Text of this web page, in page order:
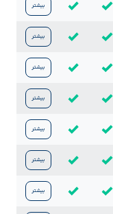
بیشتر
بیشتر
بیشتر
بیشتر
بیشتر
بیشتر
بیشتر